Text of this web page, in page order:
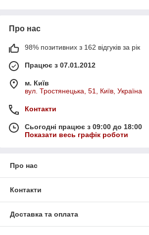
Про нас
98% позитивних з 162 відгуків за рік
Працює з 07.01.2012
м. Київ
вул. Тростянецька, 51, Київ, Україна
Контакти
Сьогодні працює з 09:00 до 18:00
Показати весь графік роботи
Про нас
Контакти
Доставка та оплата